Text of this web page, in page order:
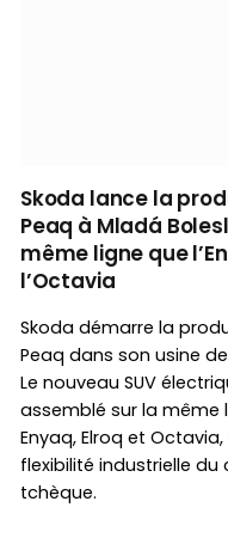
Skoda lance la
Peaq à Mladá
même ligne que
l’Octavia
Skoda démarre la
Peaq dans son usine
Le nouveau SUV
assemblé sur la même
Enyaq, Elroq et
flexibilité industrielle
tchèque.